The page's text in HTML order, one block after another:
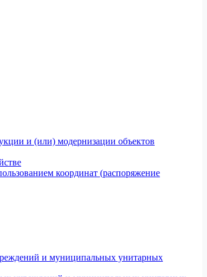
и (или) модернизации объектов
координат (распоряжение
и муниципальных унитарных